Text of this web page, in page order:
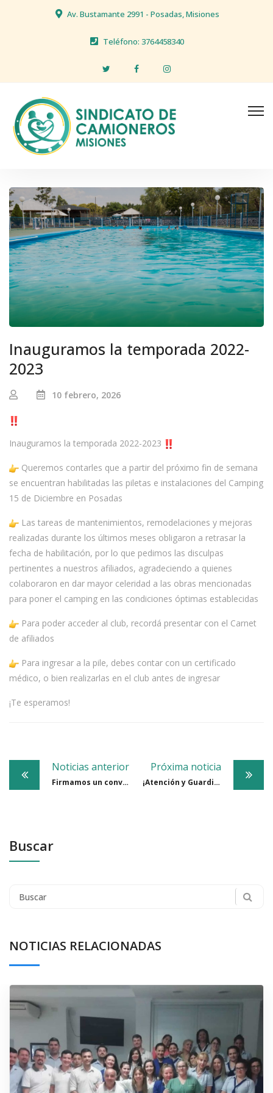
Av. Bustamante 2991 - Posadas, Misiones
Teléfono: 3764458340
Inauguramos la temporada 2022-
2023
10 febrero, 2026
Inauguramos la temporada 2022-2023
Queremos contarles que a partir del próximo fin de semana
se encuentran habilitadas las piletas e instalaciones del Camping
15 de Diciembre en Posadas
Las tareas de mantenimientos, remodelaciones y mejoras
realizadas durante los últimos meses obligaron a retrasar la
fecha de habilitación, por lo que pedimos las disculpas
pertinentes a nuestros afiliados, agradeciendo a quienes
colaboraron en dar mayor celeridad a las obras mencionadas
para poner el camping en las condiciones óptimas establecidas
Para poder acceder al club, recordá presentar con el Carnet
de afiliados
Para ingresar a la pile, debes contar con un certificado
médico, o bien realizarlas en el club antes de ingresar
¡Te esperamos!
Post
navigation
Noticias anterior
Firmamos un convenio junto a Innova School Posadas y rubricado por el Consejo General de Educación de Misiones
Próxima noticia
¡Atención y Guardia Pediátrica 24 hs.!
Buscar
Search
NOTICIAS RELACIONADAS